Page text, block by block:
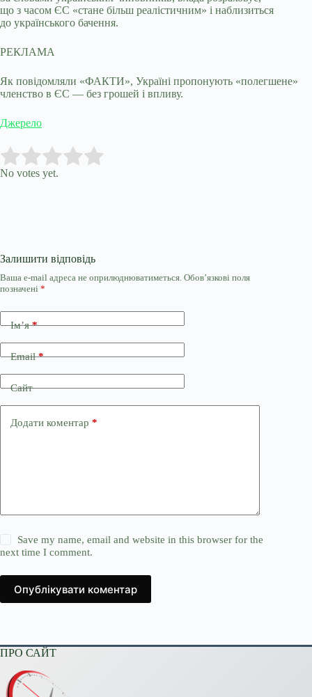
що з часом ЄС «стане більш реалістичним» і наблизиться
до українського бачення.
РЕКЛАМА
Як повідомляли «ФАКТИ», Україні пропонують «полегшене»
членство в ЄС — без грошей і впливу.
Джерело
Rate this item:
No votes yet.
Залишити відповідь
Ваша e-mail адреса не оприлюднюватиметься. Обов’язкові поля
позначені *
Ім’я*
Email*
Сайт
Додати коментар *
Save my name, email and website in this browser for the
next time I comment.
Опублікувати коментар
ПРО САЙТ